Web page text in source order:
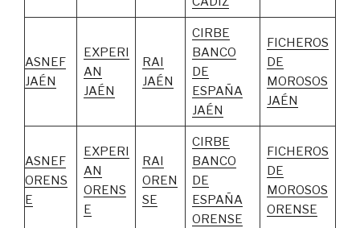
ASNEF
JAÉN
EXPERI
AN
JAÉN
RAI
JAÉN
CIRBE
BANCO
DE
ESPAÑA
JAÉN
FICHEROS
DE
MOROSOS
JAÉN
ASNEF
ORENS
E
EXPERI
AN
ORENS
E
RAI
OREN
SE
CIRBE
BANCO
DE
ESPAÑA
ORENSE
FICHEROS
DE
MOROSOS
ORENSE